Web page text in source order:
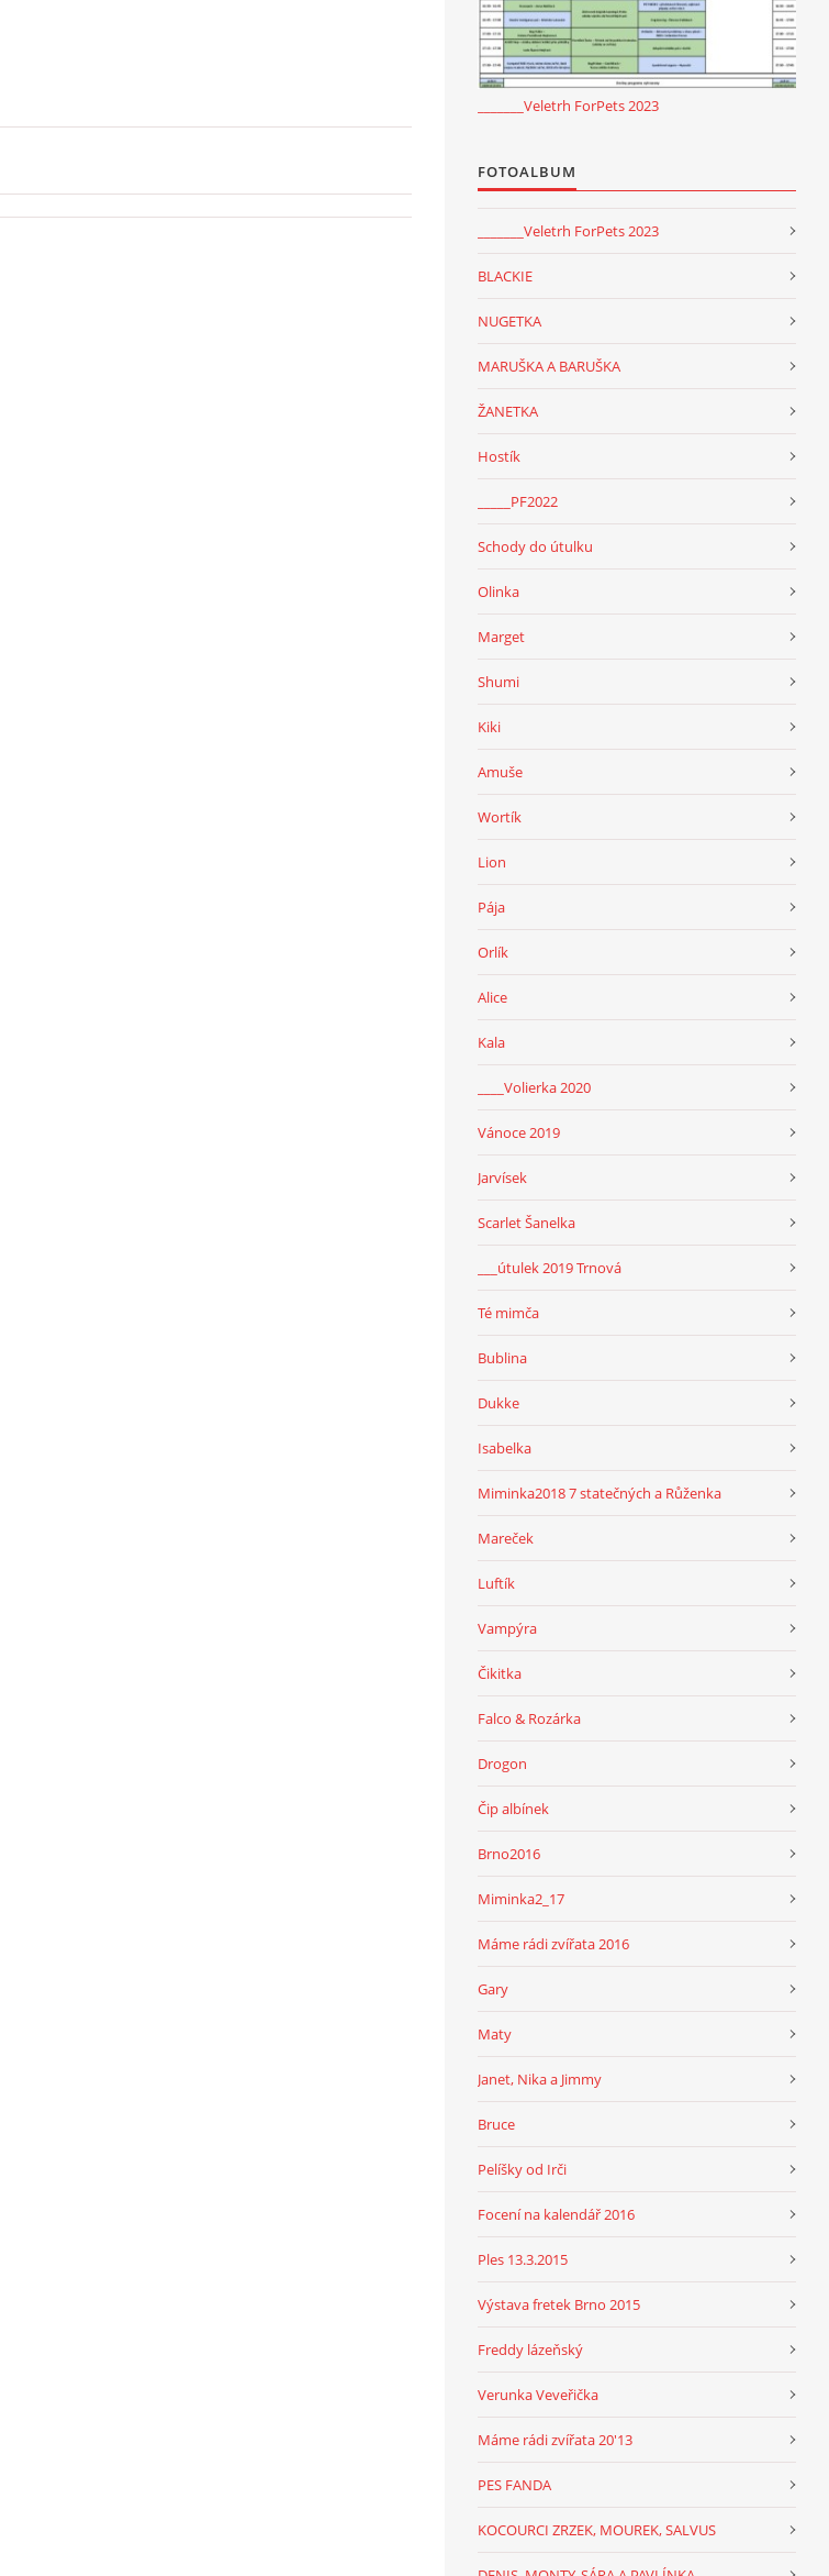
_______Veletrh ForPets 2023
FOTOALBUM
_______Veletrh ForPets 2023
BLACKIE
NUGETKA
MARUŠKA A BARUŠKA
ŽANETKA
Hostík
_____PF2022
Schody do útulku
Olinka
Marget
Shumi
Kiki
Amuše
Wortík
Lion
Pája
Orlík
Alice
Kala
____Volierka 2020
Vánoce 2019
Jarvísek
Scarlet Šanelka
___útulek 2019 Trnová
Té mimča
Bublina
Dukke
Isabelka
Miminka2018 7 statečných a Růženka
Mareček
Luftík
Vampýra
Čikitka
Falco & Rozárka
Drogon
Čip albínek
Brno2016
Miminka2_17
Máme rádi zvířata 2016
Gary
Maty
Janet, Nika a Jimmy
Bruce
Pelíšky od Irči
Focení na kalendář 2016
Ples 13.3.2015
Výstava fretek Brno 2015
Freddy lázeňský
Verunka Veveřička
Máme rádi zvířata 20'13
PES FANDA
KOCOURCI ZRZEK, MOUREK, SALVUS